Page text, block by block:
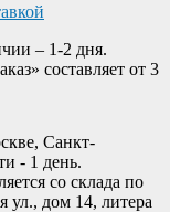
– 1-2 дня.
составляет от 3
Санкт-
- 1 день.
со склада по
ул., дом 14, литера